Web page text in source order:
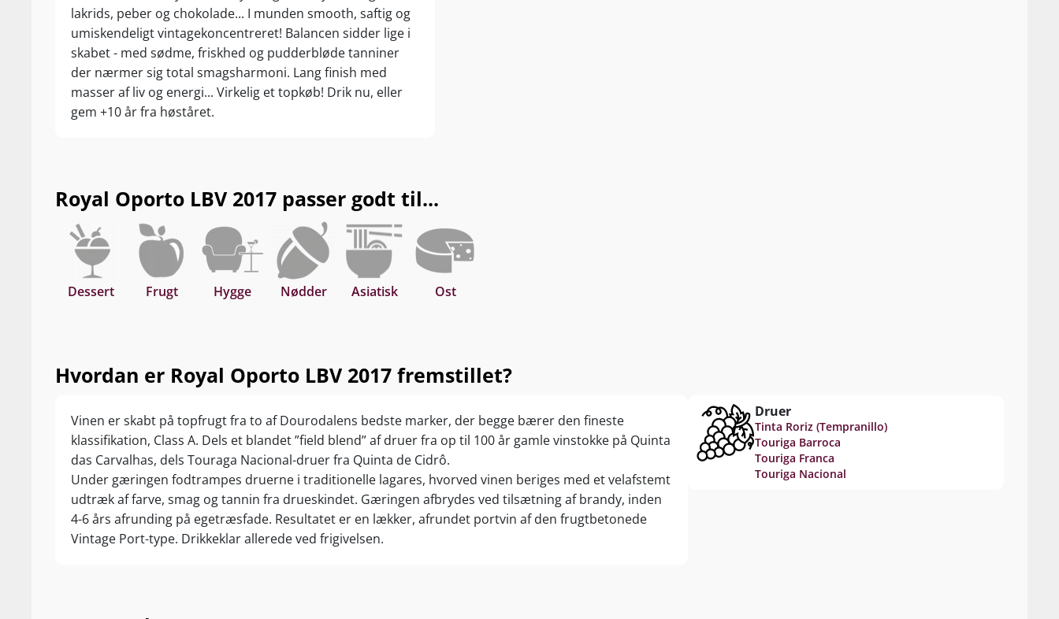
lakrids, peber og chokolade... I munden smooth, saftig og
umiskendeligt vintagekoncentreret! Balancen sidder lige i
skabet - med sødme, friskhed og pudderbløde tanniner
der nærmer sig total smagsharmoni. Lang finish med
masser af liv og energi... Virkelig et topkøb! Drik nu, eller
gem +10 år fra høståret.
Royal Oporto LBV 2017 passer godt til...
Dessert Frugt Hygge Nødder Asiatisk Ost
Hvordan er Royal Oporto LBV 2017 fremstillet?
Vinen er skabt på topfrugt fra to af Dourodalens bedste marker, der begge bærer den fineste
klassifikation, Class A. Dels et blandet ”field blend” af druer fra op til 100 år gamle vinstokke på Quinta
das Carvalhas, dels Touraga Nacional-druer fra Quinta de Cidrô.
Under gæringen fodtrampes druerne i traditionelle lagares, hvorved vinen beriges med et velafstemt
udtræk af farve, smag og tannin fra drueskindet. Gæringen afbrydes ved tilsætning af brandy, inden
4-6 års afrunding på egetræsfade. Resultatet er en lækker, afrundet portvin af den frugtbetonede
Vintage Port-type. Drikkeklar allerede ved frigivelsen.
Druer
Tinta Roriz (Tempranillo)
Touriga Barroca
Touriga Franca
Touriga Nacional